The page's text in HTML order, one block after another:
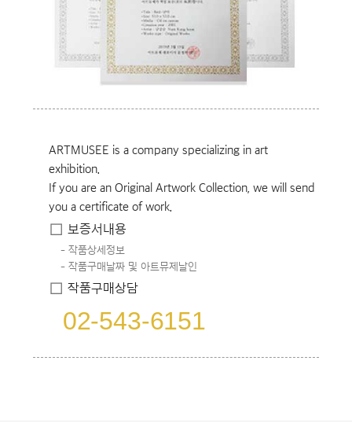
ARTMUSEE is a company specializing in art
exhibition.
If you are an Original Artwork Collection, we will send
you a certificate of work.
보증서내용
작품상세정보
작품구매날짜 및 아트뮤제날인
작품구매상담
02-543-6151